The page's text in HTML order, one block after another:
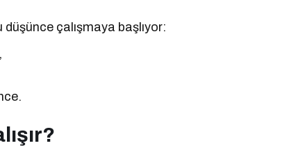
düşünce çalışmaya başlıyor: